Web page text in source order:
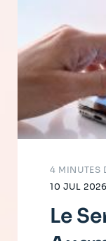
10 JUL 2026
4 MINUTES
Le